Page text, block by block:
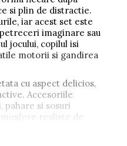
si plin de distractie.
iar acest set este
imaginare sau
jocului, copilul isi
motorii si gandirea
cu aspect delicios,
Accesoriile
si sosuri
realiste de
arata foarte
bucatar pasionat de